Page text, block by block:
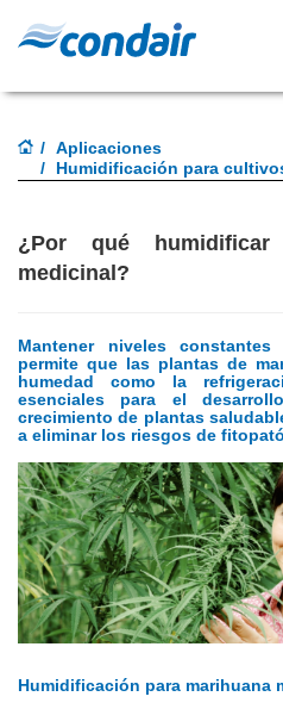
Aplicaciones
Humidificación para
¿Por qué
medicinal?
Mantener niveles
permite que las plantas de
humedad como la
esenciales para el
crecimiento de plantas
a eliminar los riesgos de
Humidificación para marihuana